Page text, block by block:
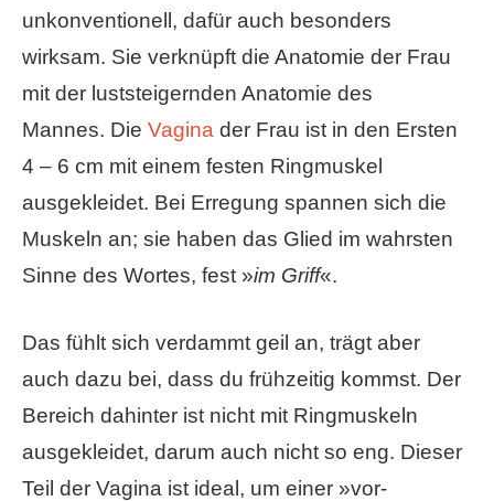
unkonventionell, dafür auch besonders
wirksam. Sie verknüpft die Anatomie der Frau
mit der luststeigernden Anatomie des
Mannes. Die Vagina der Frau ist in den Ersten
4 – 6 cm mit einem festen Ringmuskel
ausgekleidet. Bei Erregung spannen sich die
Muskeln an; sie haben das Glied im wahrsten
Sinne des Wortes, fest »im Griff«.
Das fühlt sich verdammt geil an, trägt aber
auch dazu bei, dass du frühzeitig kommst. Der
Bereich dahinter ist nicht mit Ringmuskeln
ausgekleidet, darum auch nicht so eng. Dieser
Teil der Vagina ist ideal, um einer »vor-